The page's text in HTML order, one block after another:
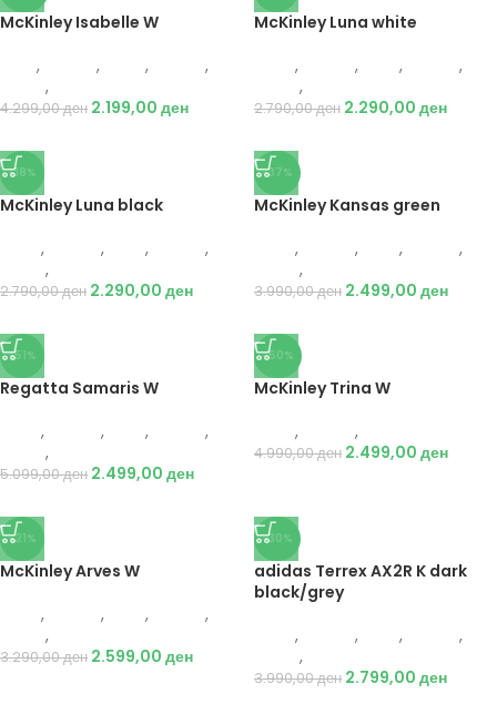
McKinley Isabelle W
, , ,
,
,
4.299,00ден 2.199,00 ден
McKinley Luna white
, , ,
,
,
2.790,00ден 2.290,00 ден
-18%
McKinley Luna black
, , ,
,
,
2.790,00ден 2.290,00 ден
-37%
McKinley Kansas green
, , ,
,
,
3.990,00ден 2.499,00 ден
-51%
Regatta Samaris W
, , ,
,
,
5.099,00ден 2.499,00 ден
-50%
McKinley Trina W
, ,
4.990,00ден 2.499,00 ден
-21%
McKinley Arves W
, , ,
,
,
3.290,00ден 2.599,00 ден
-30%
adidas Terrex AX2R K dark
black/grey
, , ,
,
,
3.990,00ден 2.799,00 ден